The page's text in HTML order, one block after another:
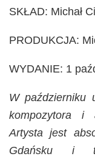
SKŁAD: Michał
PRODUKCJA:
WYDANIE: 1
W październiku
kompozytora i
Artysta jest
Gdańsku i